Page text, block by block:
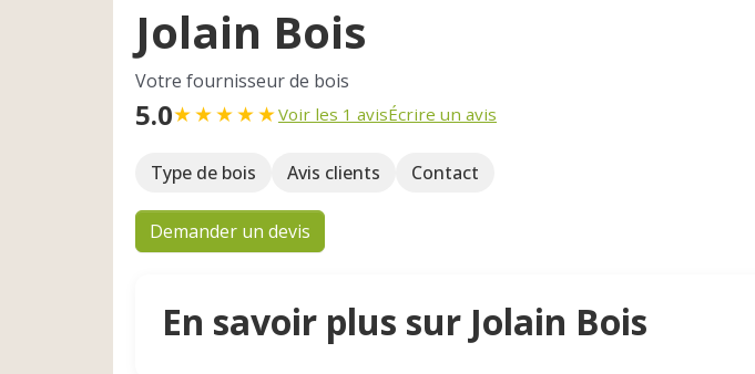
Jolain Bois
Votre fournisseur de bois
5.0★★★★★Voir les 1 avisÉcrire un avis
Type de bois Avis clients Contact
Demander un devis
En savoir plus sur Jolain Bois